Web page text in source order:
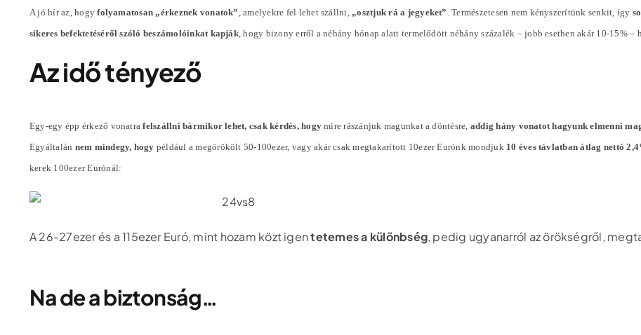
A jó hír az, hogyfolyamatosan „érkeznek vonatok” , amelyekre fel lehet szállni,„osztjuk rá a jegyeket” . Természetesen nem kényszerítünk senkit, így
sikeres befektetéséről szóló beszámolóinkat kapják, hogy bizony erről a néhány hónap alatt termelődött néhányszázalék – jobb esetben akár 10-15% –
Az idő tényező
Egy-egy épp érkező vonatrafelszállni bármikor lehet, csak kérdés, hogy mire rászánjuk magunkat a döntésre, addig hány vonatot hagyunk elmenni
Egyáltalán nem mindegy, hogy például a megörökölt 50-100ezer, vagy akár csak megtakarított 10ezer Eurónk mondjuk 10 éves távlatban átlag nettó
kerek 100ezer Eurónál:
A 26-27ezer és a 115ezer Euró, mint hozam közt igentetemes a különbség, pedig ugyanarról az örökségről,
Na de a biztonság…